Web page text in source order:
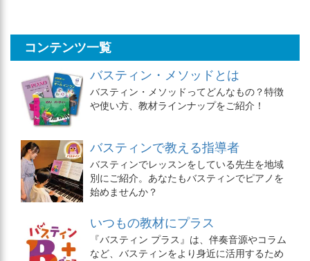
コンテンツ一覧
バスティン・メソッドとは
バスティン・メソッドってどんなもの？特徴
や使い方、教材ラインナップをご紹介！
バスティンで教える指導者
バスティンでレッスンをしている先生を地域
別にご紹介。あなたもバスティンでピアノを
始めませんか？
いつもの教材にプラス
『バスティン プラス』は、伴奏音源やコラム
など、バスティンをより身近に活用するため